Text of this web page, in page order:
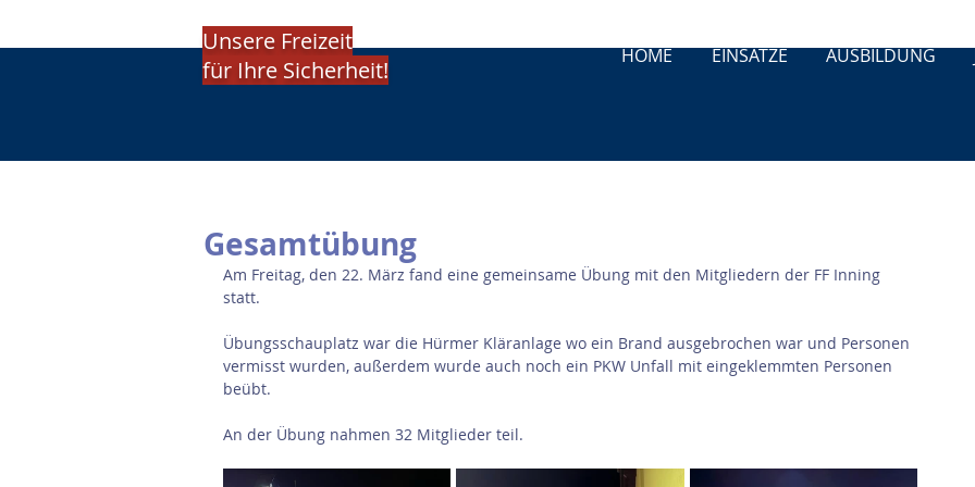
Unsere Freizeit
für Ihre Sicherheit!
HOME EINSÄTZE AUSBILDUNG
Gesamtübung
Am Freitag, den 22. März fand eine gemeinsame Übung mit den Mitgliedern der FF Inning
statt.
Übungsschauplatz war die Hürmer Kläranlage wo ein Brand ausgebrochen war und Personen
vermisst wurden, außerdem wurde auch noch ein PKW Unfall mit eingeklemmten Personen
beübt.
An der Übung nahmen 32 Mitglieder teil.